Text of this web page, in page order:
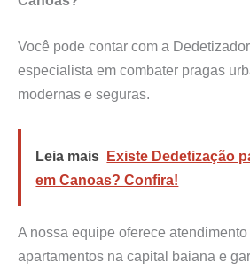
Você pode contar com a
especialista em combater pragas
modernas e seguras.
Leia mais
Existe Dedetização
em Canoas? Confira!
A nossa equipe oferece
apartamentos na capital baiana e